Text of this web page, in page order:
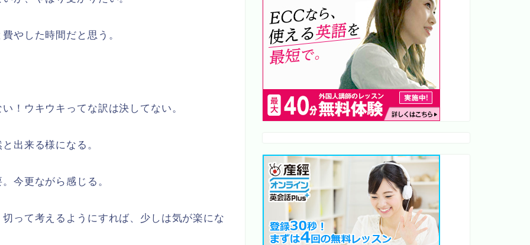
やした時間だと思う。
！ウキウキってな訳は決してない。
出来る様になる。
今更ながら感じる。
って考えるようにすれば、少しは気が楽にな